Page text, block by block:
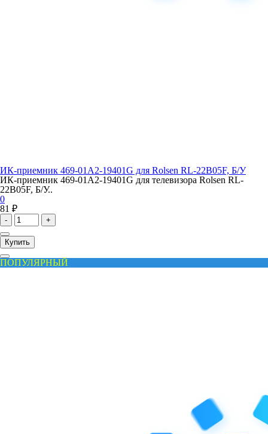
ИК-приемник 469-01A2-19401G для Rolsen RL-22B05F, Б/У
ИК-приемник 469-01A2-19401G для телевизора Rolsen RL-
22B05F, Б/У..
0
81 ₽
- +
Купить
ПОПУЛЯРНЫЙ